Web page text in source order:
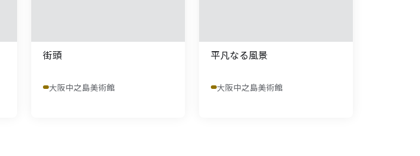
街頭
大阪中之島美術館
平凡なる風景
大阪中之島美術館